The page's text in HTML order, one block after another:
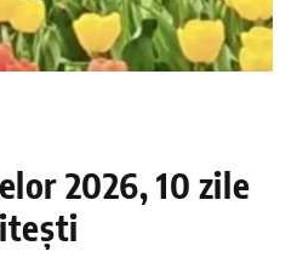
2026, 10 zile